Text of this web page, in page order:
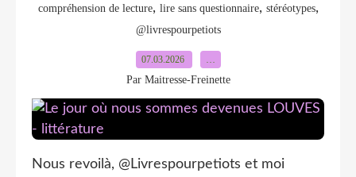
compréhension de lecture, lire sans questionnaire, stéréotypes,
@livrespourpetiots
07.03.2026 …
Par Maitresse-Freinette
Nous revoilà, @Livrespourpetiots et moi